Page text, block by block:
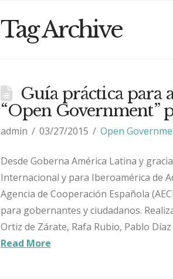
Tag Archive
Guía práctica para
“Open Government”
admin 03/27/2015 Open
Desde Goberna América Latina y
Internacional y para Iberoamérica de
Agencia de Cooperación Española
para gobernantes y ciudadanos.
Ortiz de Zárate, Rafa Rubio, Pablo
Read More